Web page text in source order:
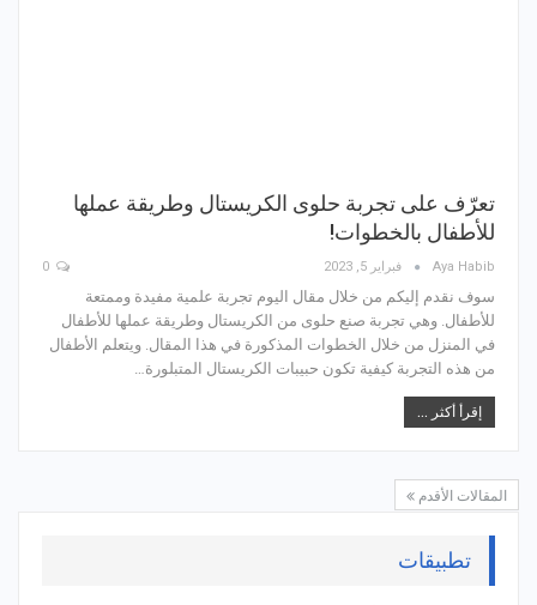
تعرّف على تجربة حلوى الكريستال وطريقة عملها
للأطفال بالخطوات!
Aya Habib فبراير 5, 2023
سوف نقدم إليكم من خلال مقال اليوم تجربة علمية مفيدة وممتعة
للأطفال. وهي تجربة صنع حلوى من الكريستال وطريقة عملها للأطفال
في المنزل من خلال الخطوات المذكورة في هذا المقال. ويتعلم الأطفال
من هذه التجربة كيفية تكون حبيبات الكريستال المتبلورة…
إقرأ أكثر ...
المقالات الأقدم
تطبيقات